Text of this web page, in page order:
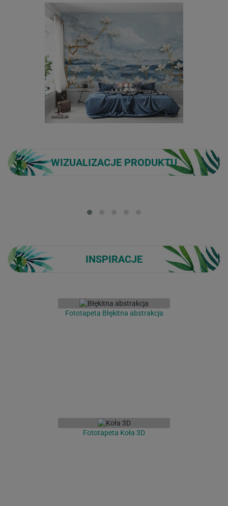
WIZUALIZACJE PRODUKTU
INSPIRACJE
Fototapeta Błękitna abstrakcja
Fototapeta Koła 3D